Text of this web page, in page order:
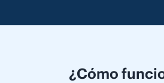
¿Cómo